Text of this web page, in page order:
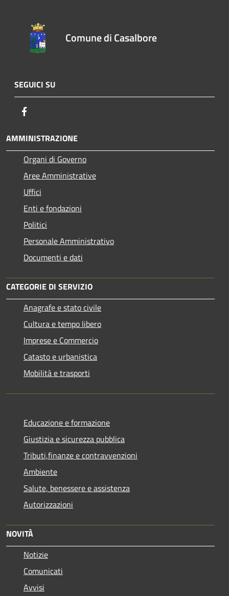
Comune di Casalbore
SEGUICI SU
AMMINISTRAZIONE
Organi di Governo
Aree Amministrative
Uffici
Enti e fondazioni
Politici
Personale Amministrativo
Documenti e dati
CATEGORIE DI SERVIZIO
Anagrafe e stato civile
Cultura e tempo libero
Imprese e Commercio
Catasto e urbanistica
Mobilità e trasporti
Educazione e formazione
Giustizia e sicurezza pubblica
Tributi,finanze e contravvenzioni
Ambiente
Salute, benessere e assistenza
Autorizzazioni
NOVITÀ
Notizie
Comunicati
Avvisi